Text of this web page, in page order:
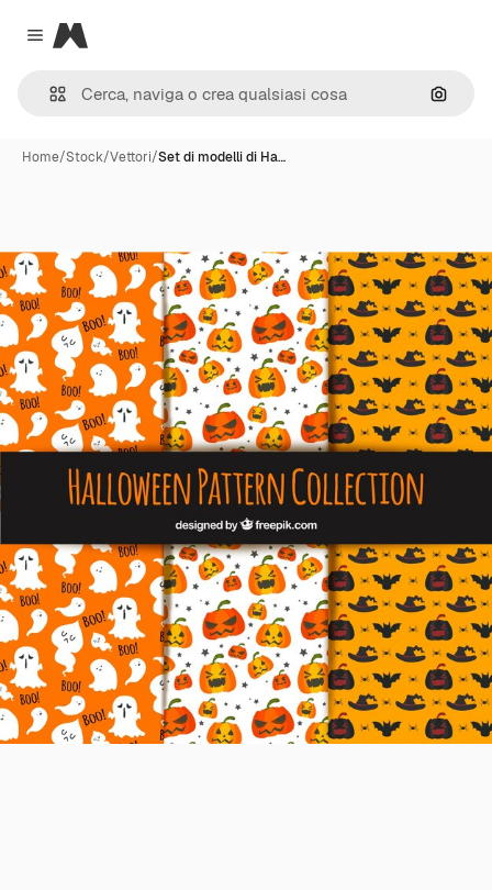
Close menu
Magnific
Cerca
Home/Stock/Vettori/Set di modelli di Ha…